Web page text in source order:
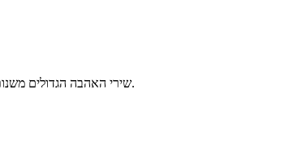
שירי האהבה הגדולים משנות ה-90. כל יום שלישי, מ-2 בלילה ועד אור הבוקר.